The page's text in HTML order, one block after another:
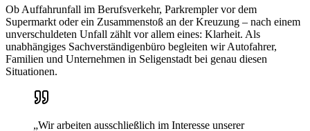
Ob Auffahrunfall im Berufsverkehr, Parkrempler vor dem
Supermarkt oder ein Zusammenstoß an der Kreuzung – nach einem
unverschuldeten Unfall zählt vor allem eines: Klarheit. Als
unabhängiges Sachverständigenbüro begleiten wir Autofahrer,
Familien und Unternehmen in Seligenstadt bei genau diesen
Situationen.
„Wir arbeiten ausschließlich im Interesse unserer